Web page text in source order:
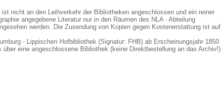
nicht an den Leihverkehr der Bibliotheken angeschlossen und ein reiner
angegebene Literatur nur in den Räumen des NLA - Abteilung
werden. Die Zusendung von Kopien gegen Kostenerstattung ist auf
- Lippischen Hofbibliothek (Signatur: FHB) ab Erscheinungsjahr 1850
über eine angeschlossene Bibliothek (keine Direktbestellung an das Archiv!)